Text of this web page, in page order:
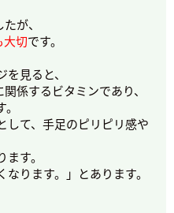
が、
大切です。
見ると、
係するビタミンであり、
して、手足のピリピリ感や
す。
ります。」とあります。